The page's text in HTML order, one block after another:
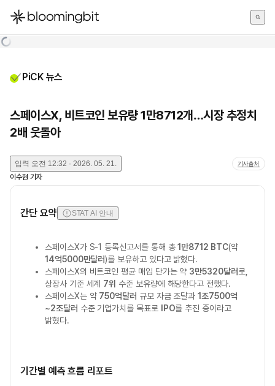
한국어
PiCK 뉴스
스페이스X, 비트코인 보유량 1만8712개…시장 추정치
2배 웃돌아
입력 오전 12:32 · 2026. 05. 21. 기사출처
이수현 기자
간단 요약 STAT AI 안내
스페이스X가 S-1 등록신고서를 통해 총1만8712 BTC(약
14억5000만달러)를 보유하고 있다고 밝혔다.
스페이스X의 비트코인 평균 매입 단가는 약 3만5320달러 로,
상장사 기준 세계 7위 수준 보유량에 해당한다고 전했다.
스페이스X는 약 750억달러 규모 자금 조달과1조7500억
~2조달러 수준 기업가치를 목표로 IPO를 추진 중이라고
밝혔다.
기간별 예측 흐름 리포트